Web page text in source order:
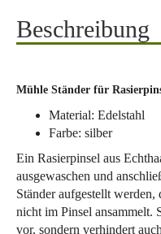
Beschreibung
Mühle Ständer für
Material: Edelstahl
Farbe: silber
Ein Rasierpinsel aus
ausgewaschen und
Ständer aufgestellt werden,
nicht im Pinsel ansammelt.
vor, sondern verhindert